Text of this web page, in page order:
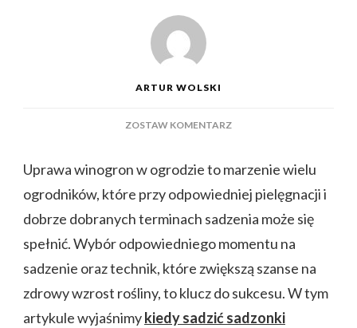
ARTUR WOLSKI
ZOSTAW KOMENTARZDO
SADZONKI
WINOGRON?
KROK
PO
DO
UDANEJ
Uprawa winogron w ogrodzie to marzenie wielu
ogrodników, które przy odpowiedniej pielęgnacji i
dobrze dobranych terminach sadzenia może się
spełnić. Wybór odpowiedniego momentu na
sadzenie oraz technik, które zwiększą szanse na
zdrowy wzrost rośliny, to klucz do sukcesu. W tym
artykule wyjaśnimykiedy sadzić sadzonki